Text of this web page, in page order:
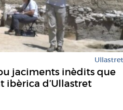
Ullastret
jaciments inèdits que
ibèrica d’Ullastret